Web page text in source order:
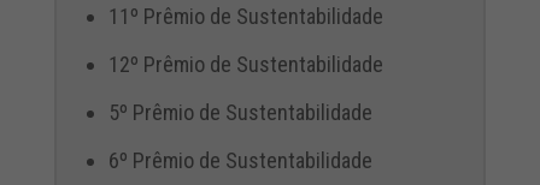
11º Prêmio de Sustentabilidade
12º Prêmio de Sustentabilidade
5º Prêmio de Sustentabilidade
6º Prêmio de Sustentabilidade